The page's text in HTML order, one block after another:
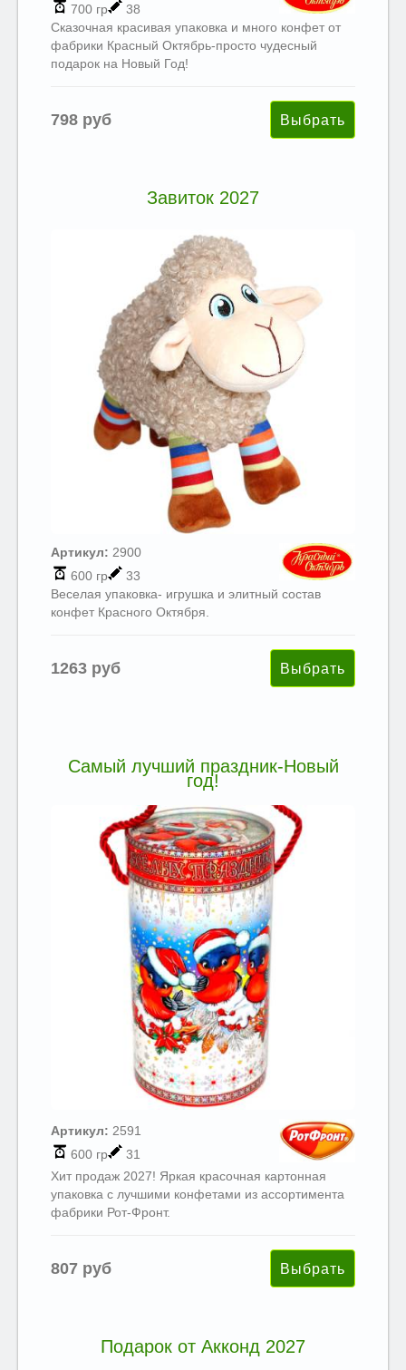
700 гр
38
Сказочная красивая упаковка и много конфет от
фабрики Красный Октябрь-просто чудесный
подарок на Новый Год!
798 руб
Завиток 2027
Артикул: 2900
600 гр
33
Веселая упаковка- игрушка и элитный состав
конфет Красного Октября.
1263 руб
Самый лучший праздник-Новый
год!
Артикул: 2591
600 гр
31
Хит продаж 2027! Яркая красочная картонная
упаковка с лучшими конфетами из ассортимента
фабрики Рот-Фронт.
807 руб
Подарок от Акконд 2027